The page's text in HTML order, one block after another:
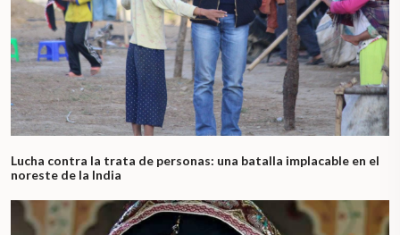
Lucha contra la trata de personas: una batalla implacable en el
noreste de la India